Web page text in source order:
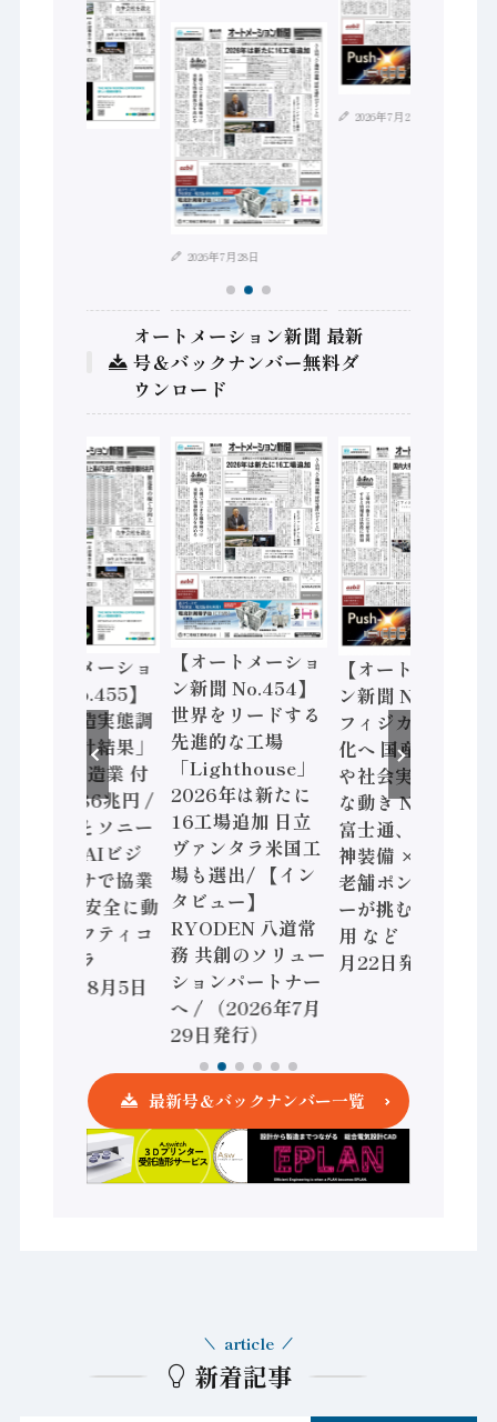
2026年7月28日
2026年7月21日
オートメーション新聞 最新
号＆バックナンバー無料ダ
ウンロード
【オートメーショ
ン新聞 No.455】
「経済構造実態調
査二次集計結果」
2024年製造業 付
加価値額86兆円 /
三菱電機とソニー
セミコン AIビジ
ョンセンサで協業
/ IDEC、安全に動
かすセーフティコ
ントローラ
（2026年8月5日
【オートメーショ
ン新聞 No.454】
世界をリードする
先進的な工場
「Lighthouse」
2026年は新たに
16工場追加 日立
ヴァンタラ米国工
場も選出/ 【イン
タビュー】
RYODEN 八道常
務 共創のソリュー
ションパートナー
へ / （2026年7月
29日発行）
【オートメーショ
ン新聞 No.453】
フィジカルAI本格
化へ 国産AI開発
や社会実装に活発
な動き Noetra、
富士通、日立 / 兵
神装備 × HMS、
老舗ポンプメーカ
ーが挑むデータ活
用 など（2026年7
月22日発行）
最新号＆バックナンバー一覧
新着記事
article